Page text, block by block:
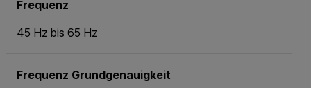
Frequenz
45 Hz bis 65 Hz
Frequenz Grundgenauigkeit